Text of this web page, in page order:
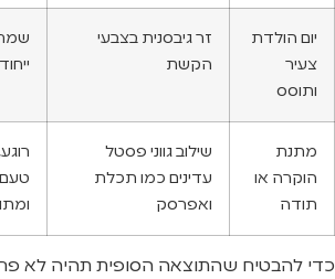
יום הולדת
צעיר
ותוסס
זר גיבסנית בצבעי
הקשת
מתנת
הוקרה או
תודה
שילוב גווני פסטל
עדינים כמו תכלת
ואפרסק
טעם
כדי להבטיח שהתוצאה הסופית תהיה לא